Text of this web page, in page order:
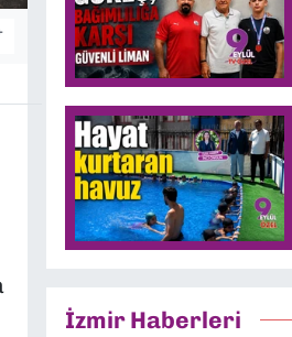
İzmir Haberleri